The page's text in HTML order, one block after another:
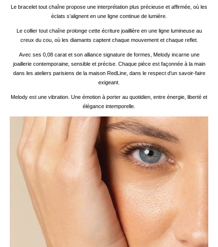
Le bracelet tout chaîne propose une interprétation plus précieuse et affirmée, où les
éclats s’alignent en une ligne continue de lumière.
Le collier tout chaîne prolonge cette écriture joaillière en une ligne lumineuse au
creux du cou, où les diamants captent chaque mouvement et chaque reflet.
Avec ses 0,08 carat et son alliance signature de formes, Melody incarne une
joaillerie contemporaine, sensible et précise. Chaque pièce est façonnée à la main
dans les ateliers parisiens de la maison RedLine, dans le respect d’un savoir-faire
exigeant.
Melody est une vibration. Une émotion à porter au quotidien, entre énergie, liberté et
élégance intemporelle.